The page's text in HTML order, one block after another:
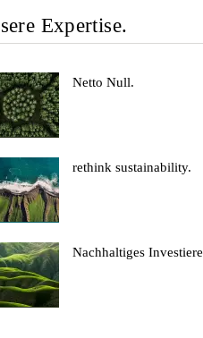
Expertise.
Netto Null.
rethink sustainability.
Nachhaltiges